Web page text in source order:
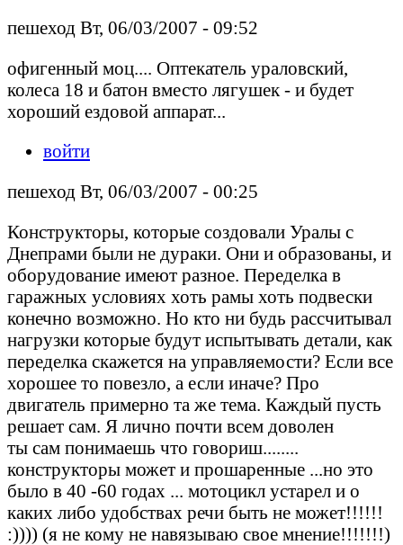
пешеход Вт, 06/03/2007 - 09:52
офигенный моц.... Оптекатель ураловский,
колеса 18 и батон вместо лягушек - и будет
хороший ездовой аппарат...
войти
пешеход Вт, 06/03/2007 - 00:25
Конструкторы, которые создовали Уралы с
Днепрами были не дураки. Они и образованы, и
оборудование имеют разное. Переделка в
гаражных условиях хоть рамы хоть подвески
конечно возможно. Но кто ни будь рассчитывал
нагрузки которые будут испытывать детали, как
переделка скажется на управляемости? Если все
хорошее то повезло, а если иначе? Про
двигатель примерно та же тема. Каждый пусть
решает сам. Я лично почти всем доволен
ты сам понимаешь что говориш........
конструкторы может и прошаренные ...но это
было в 40 -60 годах ... мотоцикл устарел и о
каких либо удобствах речи быть не может!!!!!!
:)))) (я не кому не навязываю свое мнение!!!!!!!)